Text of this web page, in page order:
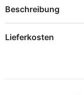
Beschreibung
Lieferkosten